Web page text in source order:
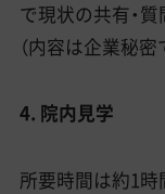
で現状の共有・
（内容は企業秘密
4. 院内見学
所要時間は約1時